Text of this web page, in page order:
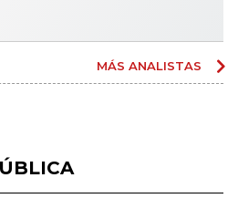
MÁS ANALISTAS